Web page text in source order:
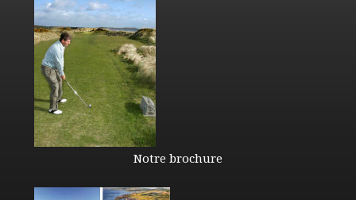
Notre brochure